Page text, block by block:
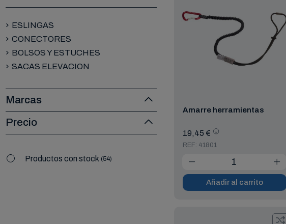
Amarre herramientas
19,45 €
REF: 41801
Añadir al carrito
ESLINGAS
CONECTORES
BOLSOS Y ESTUCHES
SACAS ELEVACION
Marcas
Precio
Productos con stock 54